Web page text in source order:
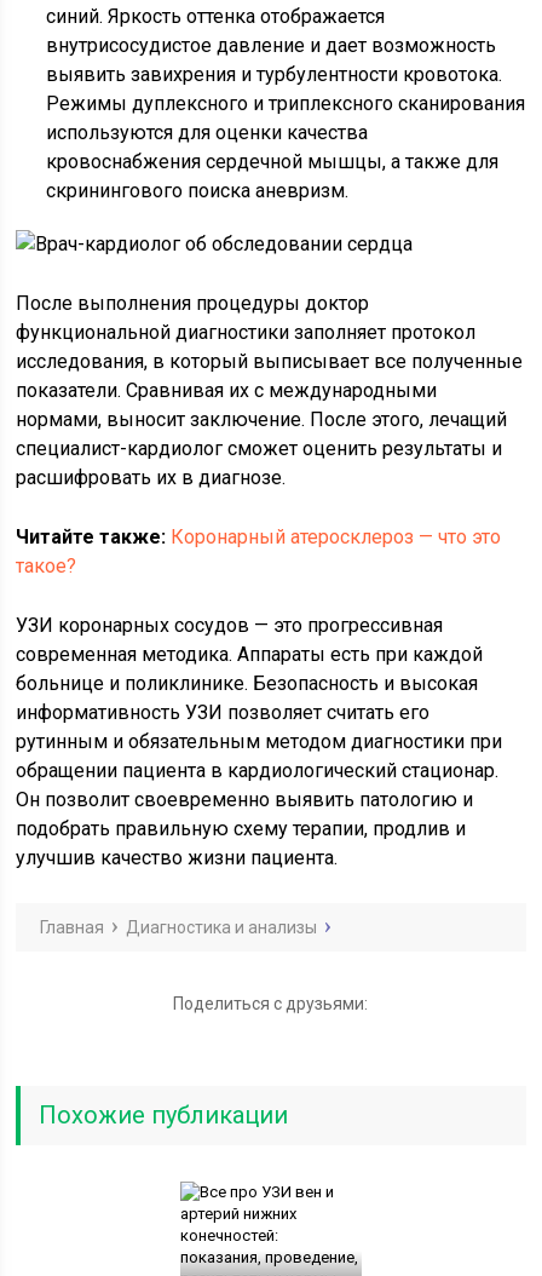
синий. Яркость оттенка отображается
внутрисосудистое давление и дает возможность
выявить завихрения и турбулентности кровотока.
Режимы дуплексного и триплексного сканирования
используются для оценки качества
кровоснабжения сердечной мышцы, а также для
скринингового поиска аневризм.
После выполнения процедуры доктор
функциональной диагностики заполняет протокол
исследования, в который выписывает все полученные
показатели. Сравнивая их с международными
нормами, выносит заключение. После этого, лечащий
специалист-кардиолог сможет оценить результаты и
расшифровать их в диагнозе.
Читайте также: Коронарный атеросклероз — что это
такое?
УЗИ коронарных сосудов — это прогрессивная
современная методика. Аппараты есть при каждой
больнице и поликлинике. Безопасность и высокая
информативность УЗИ позволяет считать его
рутинным и обязательным методом диагностики при
обращении пациента в кардиологический стационар.
Он позволит своевременно выявить патологию и
подобрать правильную схему терапии, продлив и
улучшив качество жизни пациента.
Главная Диагностика и анализы
Поделиться с друзьями:
Похожие публикации